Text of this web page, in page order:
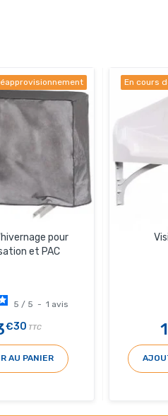
pour
et PAC
5 / 5 - 1 avis
€30 TTC
AU PANIER
En cours